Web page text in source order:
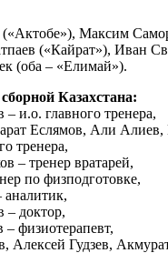
Максим
(«Кайрат»), Иван
(оба – «Елимай»).
Казахстана:
и.о. главного тренера,
Еслямов, Али Алиев,
тренера,
– тренер вратарей,
по физподготовке,
аналитик,
– доктор,
физиотерапевт,
Алексей Гудзев,